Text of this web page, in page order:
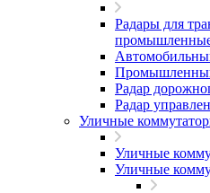
Радары для
Радар
Радар
Уличные
Уличные
Уличные